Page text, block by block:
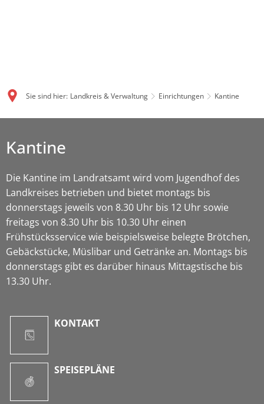
Sie sind hier: Landkreis & Verwaltung Einrichtungen Kantine
Kantine
Die Kantine im Landratsamt wird vom Jugendhof des
Landkreises betrieben und bietet montags bis
donnerstags jeweils von 8.30 Uhr bis 12 Uhr sowie
freitags von 8.30 Uhr bis 10.30 Uhr einen
Frühstücksservice wie beispielsweise belegte Brötchen,
Gebäckstücke, Müslibar und Getränke an. Montags bis
donnerstags gibt es darüber hinaus Mittagstische bis
13.30 Uhr.
KONTAKT
SPEISEPLÄNE